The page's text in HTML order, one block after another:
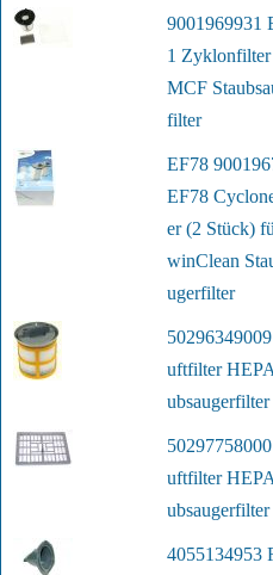
9001969931
1 Zyklonfilter
MCF
filter
EF78
EF78
er (2 Stück)
winClean
ugerfilter
uftfilter
ubsaugerfilter
uftfilter
ubsaugerfilter
4055134953